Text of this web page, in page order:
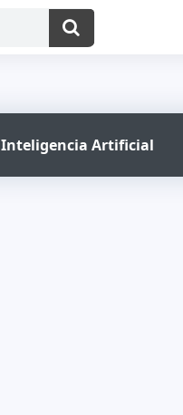
Inteligencia Artificial